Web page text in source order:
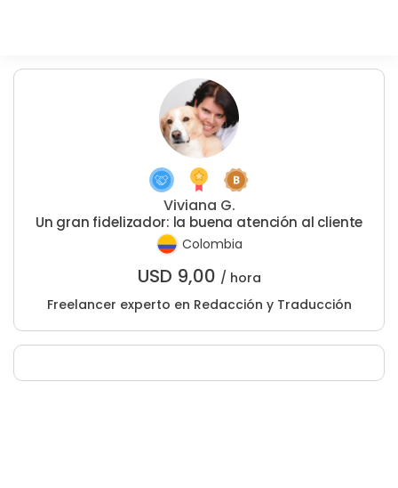
Viviana G.
Un gran fidelizador: la buena atención al cliente
Colombia
USD 9,00 / hora
Freelancer experto en Redacción y Traducción